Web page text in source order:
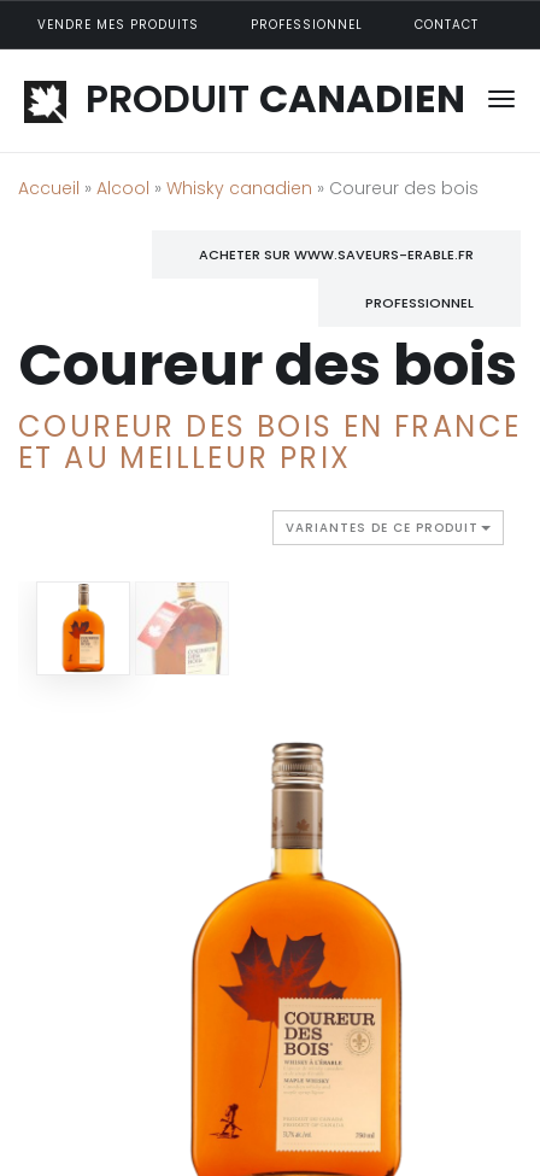
Aller au contenu principal
VENDRE MES PRODUITS PROFESSIONNEL CONTACT
PRODUIT CANADIEN
Accueil » Alcool » Whisky canadien » Coureur des bois
ACHETER SUR WWW.SAVEURS-ERABLE.FR
PROFESSIONNEL
Coureur des bois
COUREUR DES BOIS EN FRANCE
ET AU MEILLEUR PRIX
VARIANTES DE CE PRODUIT